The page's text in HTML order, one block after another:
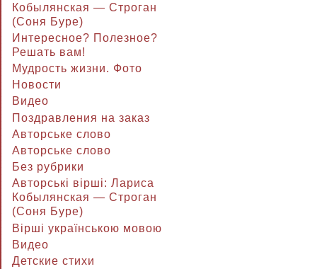
Кобылянская — Строган
(Соня Буре)
Интересное? Полезное?
Решать вам!
Мудрость жизни. Фото
Новости
Видео
Поздравления на заказ
Авторське слово
Авторське слово
Без рубрики
Авторські вірші: Лариса
Кобылянская — Строган
(Соня Буре)
Вірші українською мовою
Видео
Детские стихи